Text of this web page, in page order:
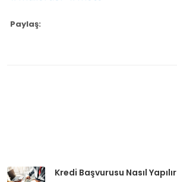
Paylaş:
Kredi Başvurusu Nasıl Yapılır